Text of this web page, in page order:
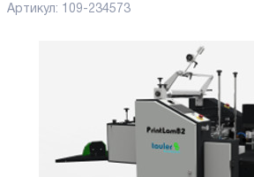
Артикул: 109-234573